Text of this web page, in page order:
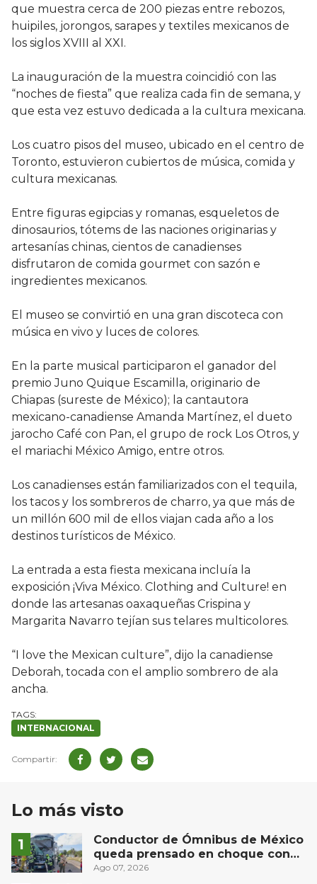
que muestra cerca de 200 piezas entre rebozos,
huipiles, jorongos, sarapes y textiles mexicanos de
los siglos XVIII al XXI.
La inauguración de la muestra coincidió con las
“noches de fiesta” que realiza cada fin de semana, y
que esta vez estuvo dedicada a la cultura mexicana.
Los cuatro pisos del museo, ubicado en el centro de
Toronto, estuvieron cubiertos de música, comida y
cultura mexicanas.
Entre figuras egipcias y romanas, esqueletos de
dinosaurios, tótems de las naciones originarias y
artesanías chinas, cientos de canadienses
disfrutaron de comida gourmet con sazón e
ingredientes mexicanos.
El museo se convirtió en una gran discoteca con
música en vivo y luces de colores.
En la parte musical participaron el ganador del
premio Juno Quique Escamilla, originario de
Chiapas (sureste de México); la cantautora
mexicano-canadiense Amanda Martínez, el dueto
jarocho Café con Pan, el grupo de rock Los Otros, y
el mariachi México Amigo, entre otros.
Los canadienses están familiarizados con el tequila,
los tacos y los sombreros de charro, ya que más de
un millón 600 mil de ellos viajan cada año a los
destinos turísticos de México.
La entrada a esta fiesta mexicana incluía la
exposición ¡Viva México. Clothing and Culture! en
donde las artesanas oaxaqueñas Crispina y
Margarita Navarro tejían sus telares multicolores.
“I love the Mexican culture”, dijo la canadiense
Deborah, tocada con el amplio sombrero de ala
ancha.
INTERNACIONAL
Lo más visto
Conductor de Ómnibus de México
queda prensado en choque con
materialista en San Juan del Río
Ago 07, 2026